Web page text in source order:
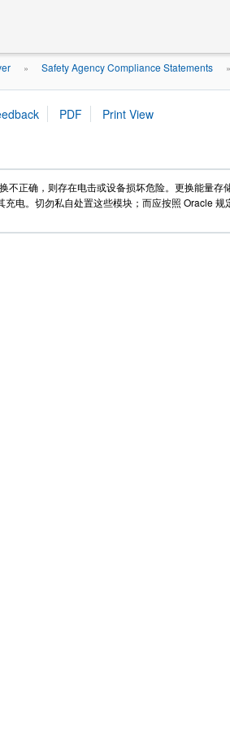
» Safety Agency Compliance Statements »
不正确，则存在电击或设备损坏危险。更换能量
电。切勿私自处置这些模块；而应按照 Oracle 规